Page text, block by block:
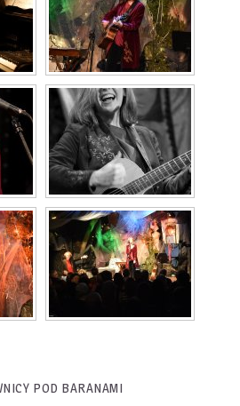
POD BARANAMI